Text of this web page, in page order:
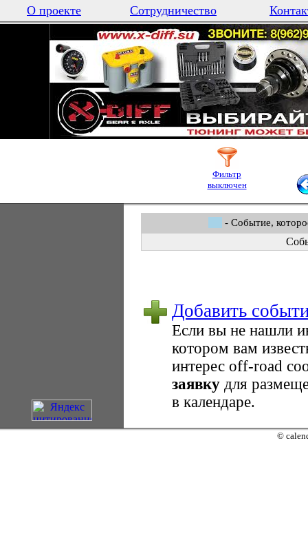
О проекте Сотрудничество
Фильтр
выключен
- Событие,
Добавить
Если вы не нашли
котором вам
интерес оff-road
заявку для
в календаре.
©